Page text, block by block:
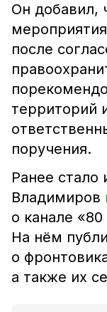
Он добавил,
после
территорий
поручения.
Ранее стало
Владимиров
о канале
На нём
о
а также их